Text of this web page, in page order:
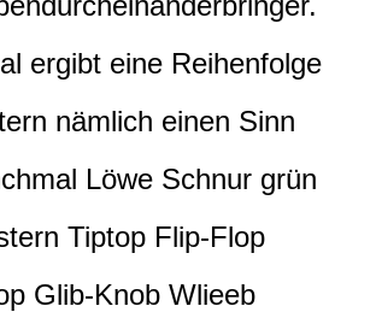
ergibt eine Reihenfolge
nämlich einen Sinn
Löwe Schnur grün
Tiptop Flip-Flop
Glib-Knob Wlieeb